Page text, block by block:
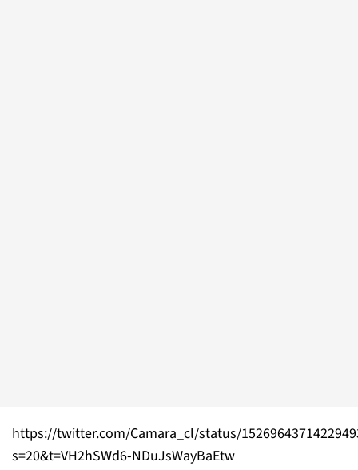
https://twitter.com/Camara_cl/status/
s=20&t=VH2hSWd6-NDuJsWayBaEtw